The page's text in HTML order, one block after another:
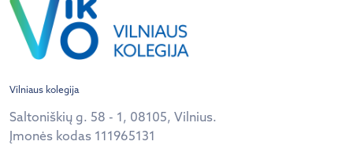
Vilniaus kolegija
Saltoniškių g. 58 - 1, 08105, Vilnius.
Įmonės kodas 111965131